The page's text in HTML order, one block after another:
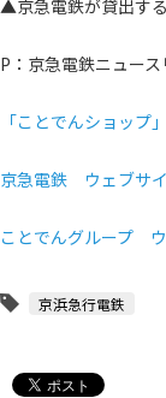
▲京急電鉄が貸出す
P：京急電鉄ニュース
「ことでんショップ
京急電鉄 ウェブサ
ことでんグループ
京浜急行電鉄